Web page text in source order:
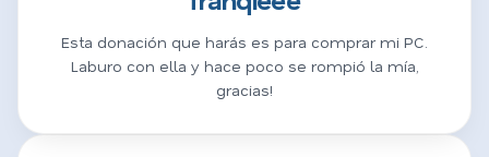
Esta donación que harás es para comprar mi PC.
Laburo con ella y hace poco se rompió la mía,
gracias!